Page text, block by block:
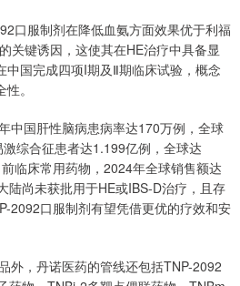
服制剂在降低血氨方面效果优于利福
关键诱因，这使其在HE治疗中具备显
国完成四项I期及Ⅱ期临床试验，概念
。
国肝性脑病患病率达170万例，全球
综合征患者达1.199亿例，全球达
临床常用药物，2024年全球销售额达
陆尚未获批用于HE或IBS-D治疗，且存
2092口服制剂有望凭借更优的疗效和安
，丹诺医药的管线还包括TNP-2092